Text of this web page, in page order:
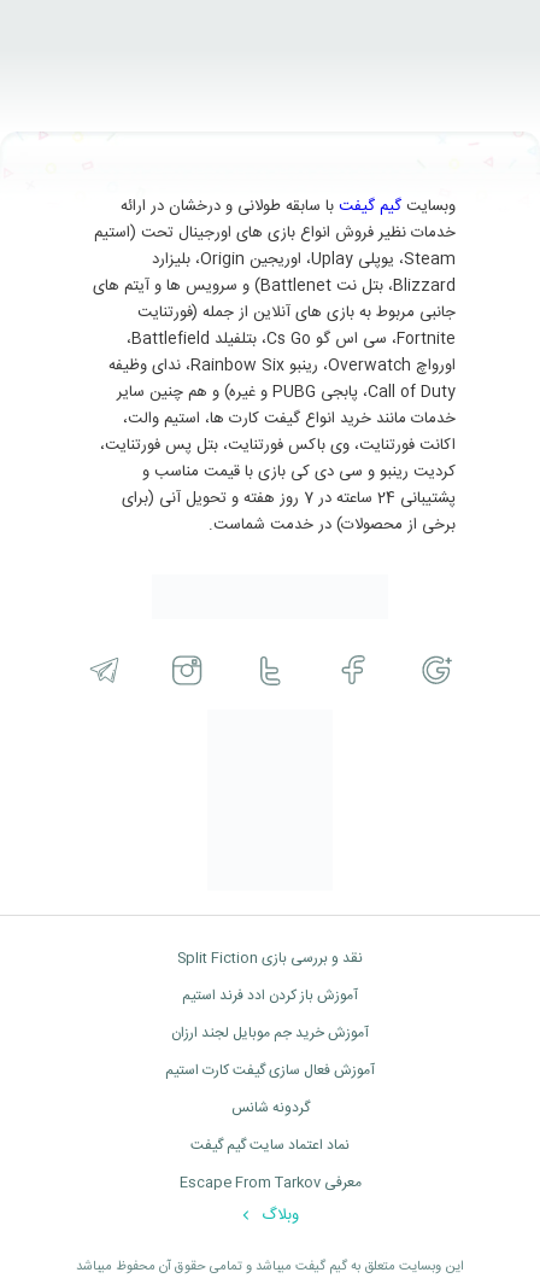
وبسایت گیم گیفتبا سابقه طولانی و درخشان در ارائه
خدمات نظیر فروش انواع بازی های اورجینال تحت (استیم
Steam، یوپلی Uplay، اوریجین Origin، بلیزارد
Blizzard، بتل نت Battlenet) و سرویس ها و آیتم های
جانبی مربوط به بازی های آنلاین از جمله (فورتنایت
Fortnite، سی اس گو Cs Go، بتلفیلد Battlefield،
اورواچ Overwatch، رینبو Rainbow Six، ندای وظیفه
Call of Duty، پابجی PUBG و غیره) و هم چنین سایر
خدمات مانند خرید انواع گیفت کارت ها، استیم والت،
اکانت فورتنایت، وی باکس فورتنایت، بتل پس فورتنایت،
کردیت رینبو و سی دی کی بازی با قیمت مناسب و
پشتیبانی 24 ساعته در 7 روز هفته و تحویل آنی (برای
برخی از محصولات) در خدمت شماست.
نقد و بررسی بازی Split Fiction
آموزش باز کردن ادد فرند استیم
آموزش خرید جم موبایل لجند ارزان
آموزش فعال سازی گیفت کارت استیم
گردونه شانس
نماد اعتماد سایت گیم گیفت
معرفی Escape From Tarkov
وبلاگ
اين وبسايت متعلق به گیم گیفت ميباشد و تمامی حقوق آن محفوظ ميباشد